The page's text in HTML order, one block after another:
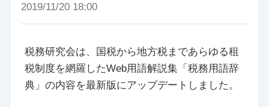
2019/11/20 18:00
税務研究会は、国税から地方税まであらゆる租
税制度を網羅したWeb用語解説集「税務用語辞
典」の内容を最新版にアップデートしました。